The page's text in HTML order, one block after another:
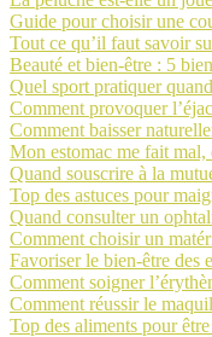
Guide pour choisir une
Tout ce qu’il faut savoir
Beauté et bien-être : 5
Quel sport pratiquer
Comment provoquer
Comment baisser
Mon estomac me fait mal,
Quand souscrire à la
Top des astuces pour
Quand consulter un
Comment choisir un
Favoriser le bien-être des
Comment soigner
Comment réussir le
Top des aliments pour